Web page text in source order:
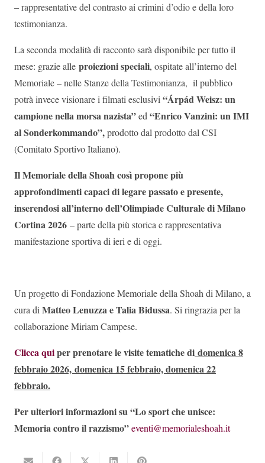
– rappresentative del contrasto ai crimini d’odio e della loro
testimonianza.
La seconda modalità di racconto sarà disponibile per tutto il
mese: grazie alle proiezioni speciali, ospitate all’interno del
Memoriale – nelle Stanze della Testimonianza, il pubblico
potrà invece visionare i filmati esclusivi“Árpád Weisz: un
campione nella morsa nazista”ed“Enrico Vanzini: un IMI
al Sonderkommando”,prodotto dal prodotto dal CSI
(Comitato Sportivo Italiano).
Il Memoriale della Shoah così propone più
approfondimenti capaci di legare passato e presente,
inserendosi all’interno dell’Olimpiade Culturale di Milano
Cortina 2026 – parte della più storica e rappresentativa
manifestazione sportiva di ieri e di oggi.
Un progetto di Fondazione Memoriale della Shoah di Milano, a
cura diMatteo Lenuzza e Talia Bidussa. Si ringrazia per la
collaborazione Miriam Campese.
Clicca quiper prenotare le visite tematiche di domenica 8
febbraio 2026, domenica 15 febbraio, domenica 22
febbraio.
Per ulteriori informazioni su “Lo sport che unisce:
Memoria contro il razzismo”eventi@memorialeshoah.it